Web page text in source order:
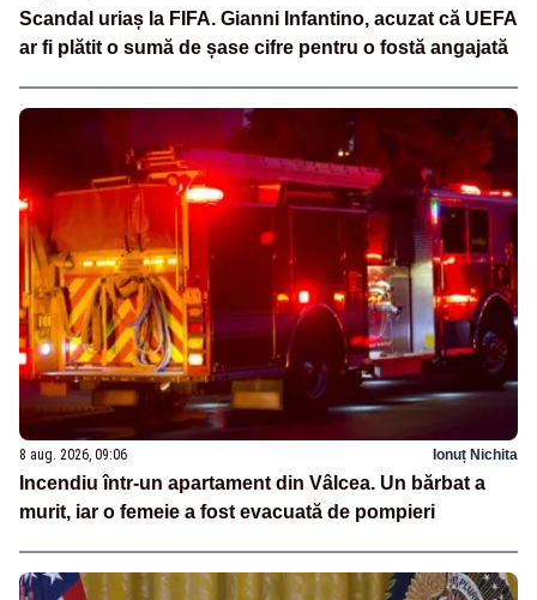
Scandal uriaș la FIFA. Gianni Infantino, acuzat că UEFA
ar fi plătit o sumă de șase cifre pentru o fostă angajată
8 aug. 2026, 09:06 Ionuț Nichita
Incendiu într-un apartament din Vâlcea. Un bărbat a
murit, iar o femeie a fost evacuată de pompieri